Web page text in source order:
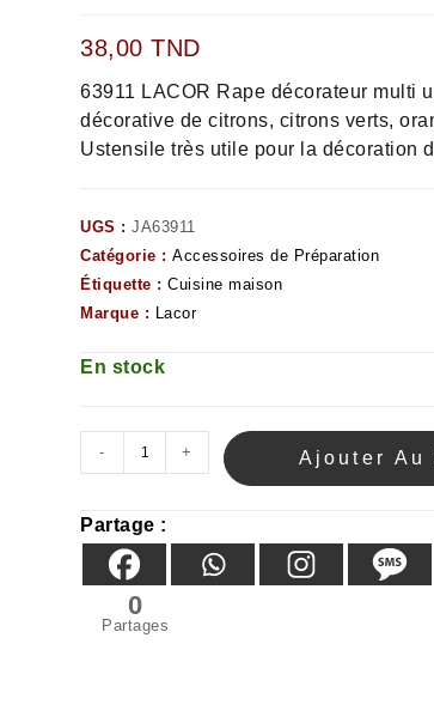
38,00TND
63911 LACOR Rape décorateur multi
décorative de citrons, citrons verts,
Ustensile très utile pour la décoration
UGS :JA63911
Catégorie :Accessoires de Préparation
Étiquette :Cuisine maison
Marque : Lacor
En stock
- + Ajouter Au
Partage :
0
Partages